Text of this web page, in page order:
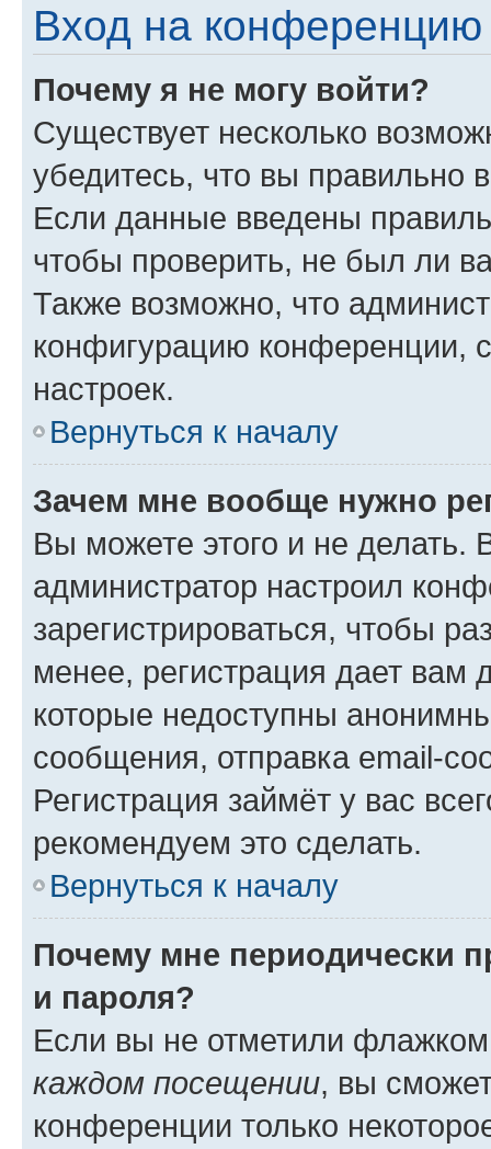
Вход на конференцию
Почему я не могу войти?
Существует несколько
убедитесь, что вы правильно
Если данные введены
чтобы проверить, не был ли
Также возможно, что
конфигурацию конференции,
настроек.
Вернуться к началу
Зачем мне вообще нужно
Вы можете этого и не делать.
администратор настроил
зарегистрироваться, чтобы
менее, регистрация дает вам
которые недоступны
сообщения, отправка email-
Регистрация займёт у вас
рекомендуем это сделать.
Вернуться к началу
Почему мне периодически
и пароля?
Если вы не отметили
каждом посещении, вы
конференции только